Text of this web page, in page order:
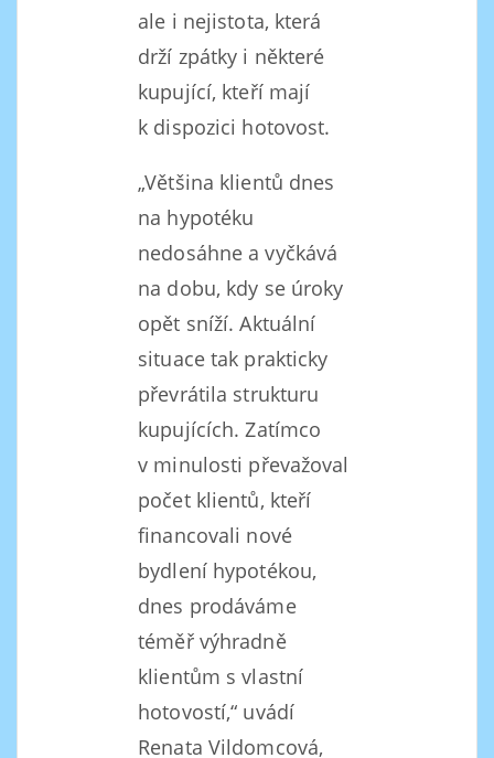
ale i nejistota, která
drží zpátky i některé
kupující, kteří mají
k dispozici hotovost.
„Většina klientů dnes
na hypotéku
nedosáhne a vyčkává
na dobu, kdy se úroky
opět sníží. Aktuální
situace tak prakticky
převrátila strukturu
kupujících. Zatímco
v minulosti převažoval
počet klientů, kteří
financovali nové
bydlení hypotékou,
dnes prodáváme
téměř výhradně
klientům s vlastní
hotovostí,“ uvádí
Renata Vildomcová,